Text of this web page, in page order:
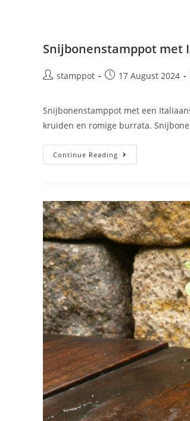
Snijbonenstamppot met
stamppot 17 August 2024
Snijbonenstamppot met een
kruiden en romige burrata.
Continue Reading